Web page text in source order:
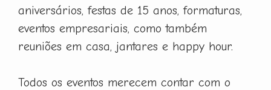
aniversários, festas de 15 anos, formaturas,
eventos empresariais, como também
reuniões em casa, jantares e happy hour.
Todos os eventos merecem contar com o